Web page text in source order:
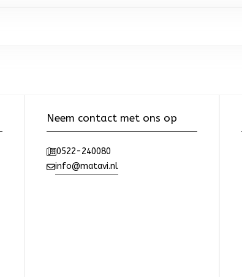
Neem contact met ons op
0522-240080
info@matavi.nl